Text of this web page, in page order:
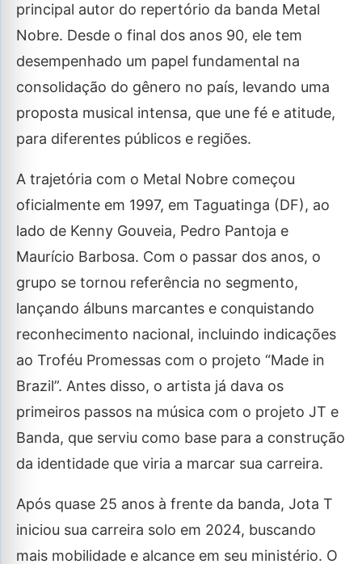
principal autor do repertório da banda Metal
Nobre. Desde o final dos anos 90, ele tem
desempenhado um papel fundamental na
consolidação do gênero no país, levando uma
proposta musical intensa, que une fé e atitude,
para diferentes públicos e regiões.
A trajetória com o Metal Nobre começou
oficialmente em 1997, em Taguatinga (DF), ao
lado de Kenny Gouveia, Pedro Pantoja e
Maurício Barbosa. Com o passar dos anos, o
grupo se tornou referência no segmento,
lançando álbuns marcantes e conquistando
reconhecimento nacional, incluindo indicações
ao Troféu Promessas com o projeto “Made in
Brazil”. Antes disso, o artista já dava os
primeiros passos na música com o projeto JT e
Banda, que serviu como base para a construção
da identidade que viria a marcar sua carreira.
Após quase 25 anos à frente da banda, Jota T
iniciou sua carreira solo em 2024, buscando
mais mobilidade e alcance em seu ministério. O